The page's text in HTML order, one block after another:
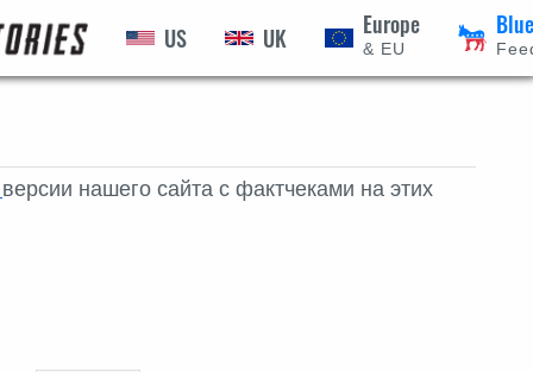
ПЕРЕЙТИ
🇺🇦 Коронавирус Дипфейки
версии нашего сайта с фактчеками на этих
US UK Europe
& EU
Blue